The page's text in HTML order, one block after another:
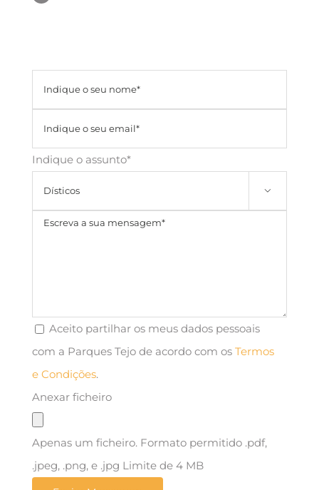
Indique o assunto*

Aceito partilhar os meus dados pessoais
com a Parques Tejo de acordo com os Termos
e Condições.
Anexar ficheiro
Apenas um ficheiro. Formato permitido .pdf,
.jpeg, .png, e .jpg Limite de 4 MB